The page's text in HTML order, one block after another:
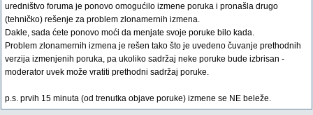
uredništvo foruma je ponovo omogućilo izmene poruka i pronašla drugo
(tehničko) rešenje za problem zlonamernih izmena.
Dakle, sada ćete ponovo moći da menjate svoje poruke bilo kada.
Problem zlonamernih izmena je rešen tako što je uvedeno čuvanje prethodnih
verzija izmenjenih poruka, pa ukoliko sadržaj neke poruke bude izbrisan -
moderator uvek može vratiti prethodni sadržaj poruke.
p.s. prvih 15 minuta (od trenutka objave poruke) izmene se NE beleže.